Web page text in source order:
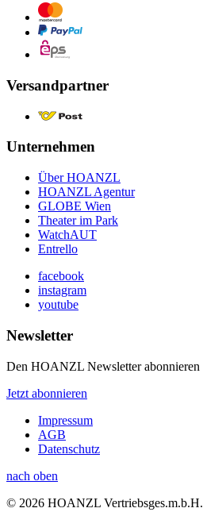
Versandpartner
Unternehmen
Über HOANZL
HOANZL Agentur
GLOBE Wien
Theater im Park
WatchAUT
Entrello
facebook
instagram
youtube
Newsletter
Den HOANZL Newsletter abonnieren
Jetzt abonnieren
Impressum
AGB
Datenschutz
nach oben
© 2026 HOANZL Vertriebsges.m.b.H.